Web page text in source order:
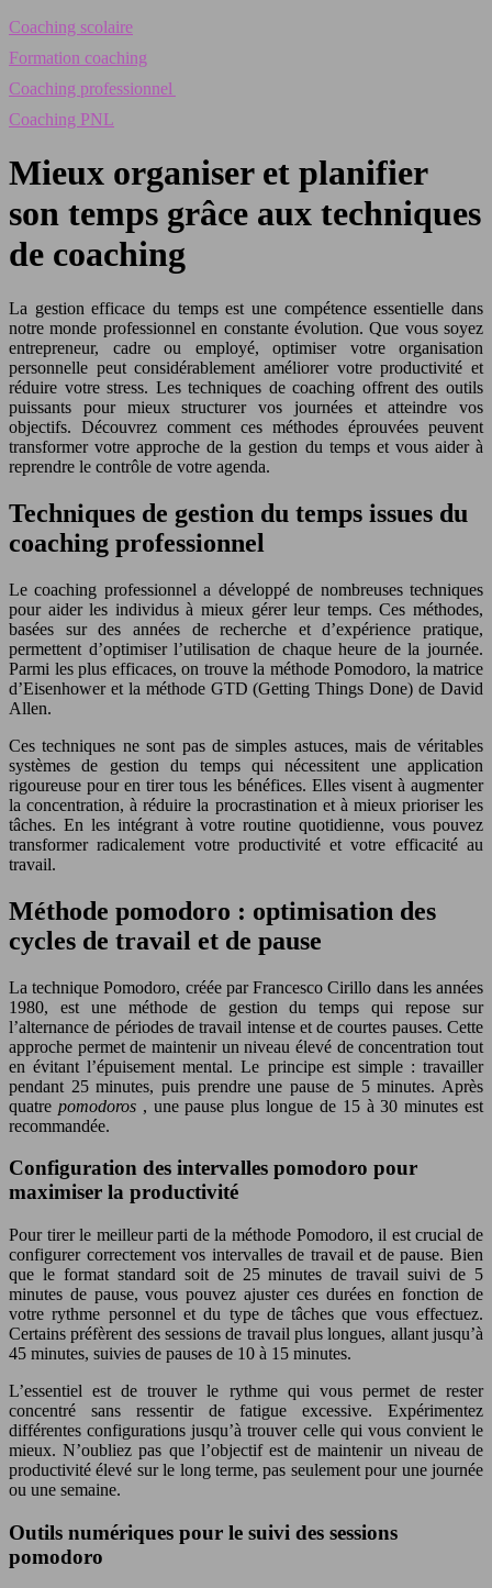
Coaching scolaire
Formation coaching
Coaching professionnel
Coaching PNL
Mieux organiser et planifier
son temps grâce aux techniques
de coaching
La gestion efficace du temps est une compétence essentielle dans
notre monde professionnel en constante évolution. Que vous soyez
entrepreneur, cadre ou employé, optimiser votre organisation
personnelle peut considérablement améliorer votre productivité et
réduire votre stress. Les techniques de coaching offrent des outils
puissants pour mieux structurer vos journées et atteindre vos
objectifs. Découvrez comment ces méthodes éprouvées peuvent
transformer votre approche de la gestion du temps et vous aider à
reprendre le contrôle de votre agenda.
Techniques de gestion du temps issues du
coaching professionnel
Le coaching professionnel a développé de nombreuses techniques
pour aider les individus à mieux gérer leur temps. Ces méthodes,
basées sur des années de recherche et d’expérience pratique,
permettent d’optimiser l’utilisation de chaque heure de la journée.
Parmi les plus efficaces, on trouve la méthode Pomodoro, la matrice
d’Eisenhower et la méthode GTD (Getting Things Done) de David
Allen.
Ces techniques ne sont pas de simples astuces, mais de véritables
systèmes de gestion du temps qui nécessitent une application
rigoureuse pour en tirer tous les bénéfices. Elles visent à augmenter
la concentration, à réduire la procrastination et à mieux prioriser les
tâches. En les intégrant à votre routine quotidienne, vous pouvez
transformer radicalement votre productivité et votre efficacité au
travail.
Méthode pomodoro : optimisation des
cycles de travail et de pause
La technique Pomodoro, créée par Francesco Cirillo dans les années
1980, est une méthode de gestion du temps qui repose sur
l’alternance de périodes de travail intense et de courtes pauses. Cette
approche permet de maintenir un niveau élevé de concentration tout
en évitant l’épuisement mental. Le principe est simple : travailler
pendant 25 minutes, puis prendre une pause de 5 minutes. Après
quatre pomodoros , une pause plus longue de 15 à 30 minutes est
recommandée.
Configuration des intervalles pomodoro pour
maximiser la productivité
Pour tirer le meilleur parti de la méthode Pomodoro, il est crucial de
configurer correctement vos intervalles de travail et de pause. Bien
que le format standard soit de 25 minutes de travail suivi de 5
minutes de pause, vous pouvez ajuster ces durées en fonction de
votre rythme personnel et du type de tâches que vous effectuez.
Certains préfèrent des sessions de travail plus longues, allant jusqu’à
45 minutes, suivies de pauses de 10 à 15 minutes.
L’essentiel est de trouver le rythme qui vous permet de rester
concentré sans ressentir de fatigue excessive. Expérimentez
différentes configurations jusqu’à trouver celle qui vous convient le
mieux. N’oubliez pas que l’objectif est de maintenir un niveau de
productivité élevé sur le long terme, pas seulement pour une journée
ou une semaine.
Outils numériques pour le suivi des sessions
pomodoro